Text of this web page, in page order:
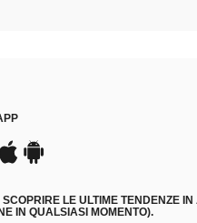
LE ULTIME TENDENZE
IN QUALSIASI MOMENTO).